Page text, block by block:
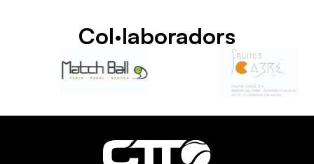
Col·laboradors